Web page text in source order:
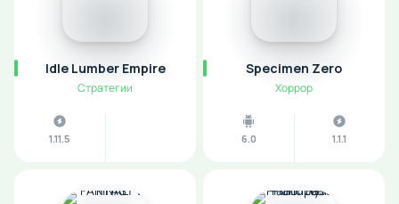
Idle Lumber Empire
Стратегии
1.11.5
Specimen Zero
Хоррор
6.0 1.1.1